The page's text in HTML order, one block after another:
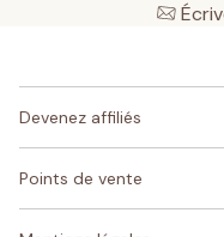
Devenez affiliés
Points de vente